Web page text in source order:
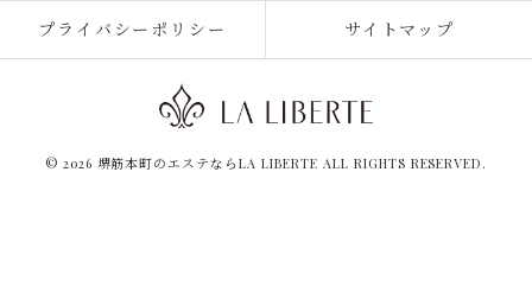
プライバシーポリシー サイトマップ
© 2026 堺筋本町のエステならLA LIBERTE ALL RIGHTS RESERVED.